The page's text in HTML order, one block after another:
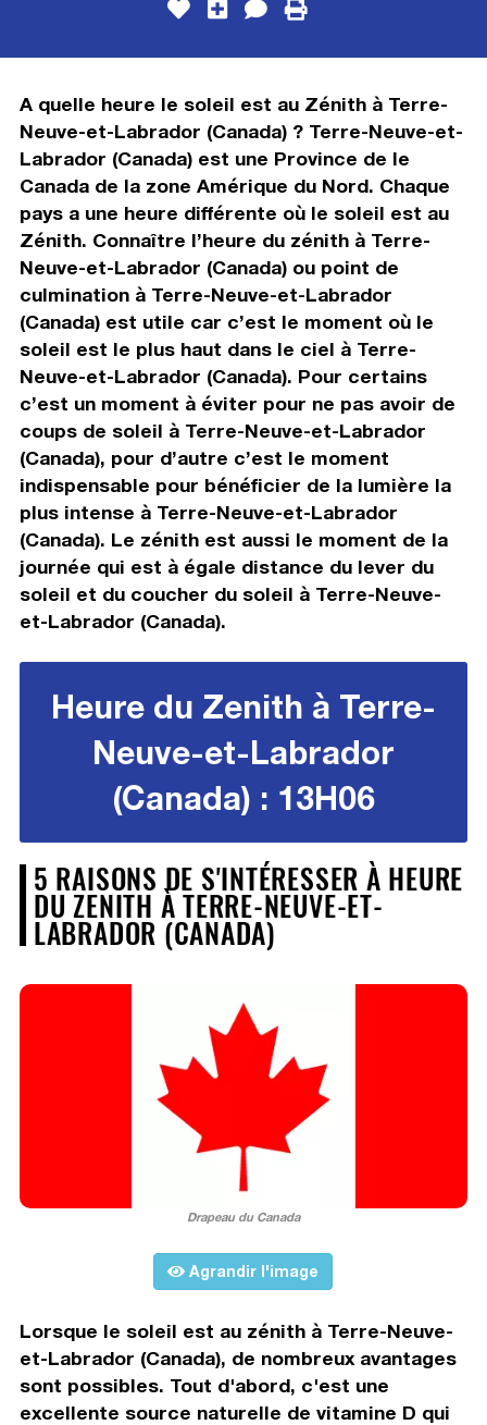
A quelle heure le soleil est au Zénith à Terre-
Neuve-et-Labrador (Canada) ? Terre-Neuve-et-
Labrador (Canada) est une Province de le
Canada de la zone Amérique du Nord. Chaque
pays a une heure différente où le soleil est au
Zénith. Connaître l’heure du zénith à Terre-
Neuve-et-Labrador (Canada) ou point de
culmination à Terre-Neuve-et-Labrador
(Canada) est utile car c’est le moment où le
soleil est le plus haut dans le ciel à Terre-
Neuve-et-Labrador (Canada). Pour certains
c’est un moment à éviter pour ne pas avoir de
coups de soleil à Terre-Neuve-et-Labrador
(Canada), pour d’autre c’est le moment
indispensable pour bénéficier de la lumière la
plus intense à Terre-Neuve-et-Labrador
(Canada). Le zénith est aussi le moment de la
journée qui est à égale distance du lever du
soleil et du coucher du soleil à Terre-Neuve-
et-Labrador (Canada).
Heure du Zenith à Terre-
Neuve-et-Labrador
(Canada) : 13H06
5 RAISONS DE S'INTÉRESSER À HEURE
DU ZENITH À TERRE-NEUVE-ET-
LABRADOR (CANADA)
Drapeau du Canada
Agrandir l'image
Lorsque le soleil est au zénith à Terre-Neuve-
et-Labrador (Canada), de nombreux avantages
sont possibles. Tout d'abord, c'est une
excellente source naturelle de vitamine D qui